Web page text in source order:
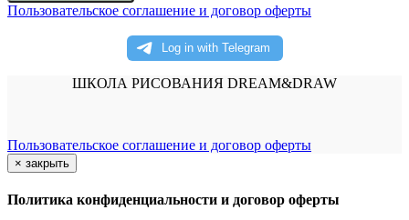
Пользовательское соглашение и договор оферты
ШКОЛА РИСОВАНИЯ DREAM&DRAW
Пользовательское соглашение и договор оферты
× закрыть
Политика конфиденциальности и договор оферты